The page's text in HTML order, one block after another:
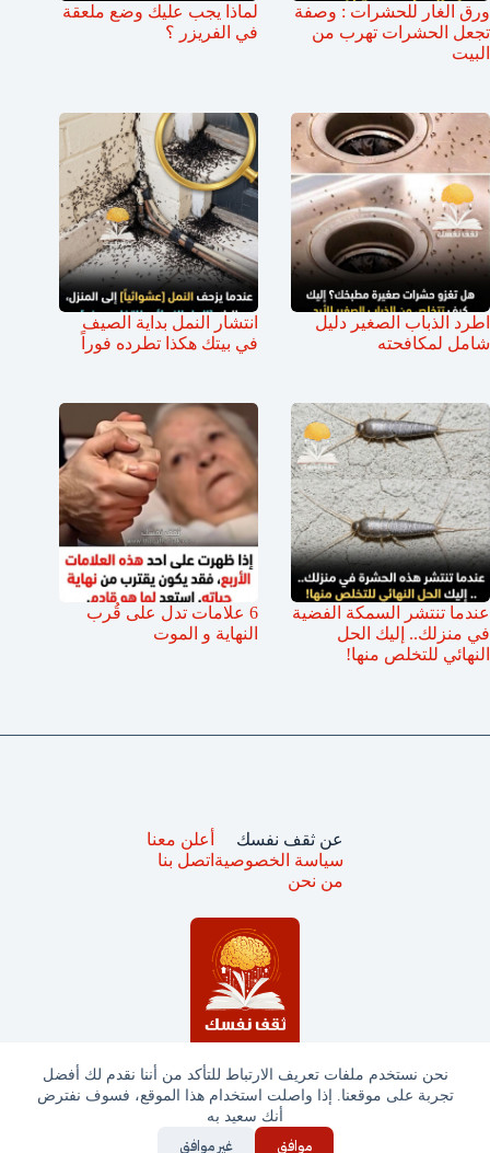
نحن نستخدم ملفات تعريف الارتباط للتأكد من أننا نقدم لك أفضل
تجربة على موقعنا. إذا واصلت استخدام هذا الموقع، فسوف نفترض
أنك سعيد به
موافق غير موافق
ورق الغار للحشرات : وصفة
تجعل الحشرات تهرب من
البيت
لماذا يجب عليك وضع ملعقة
في الفريزر ؟
اطرد الذباب الصغير دليل
شامل لمكافحته
انتشار النمل بداية الصيف
في بيتك هكذا تطرده فوراً
عندما تنتشر السمكة الفضية
في منزلك.. إليك الحل
النهائي للتخلص منها!
6 علامات تدل على قُرب
النهاية و الموت
جميع الحقوق محفوظة © ثقف نفسك 2025
عن ثقف نفسك
سياسة الخصوصية
من نحن
أعلن معنا
اتصل بنا